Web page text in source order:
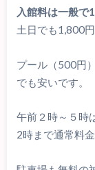
入館料は一般で
土日でも1,800
プール（500円
でも安いです。
午前２時～５時
2時まで通常料